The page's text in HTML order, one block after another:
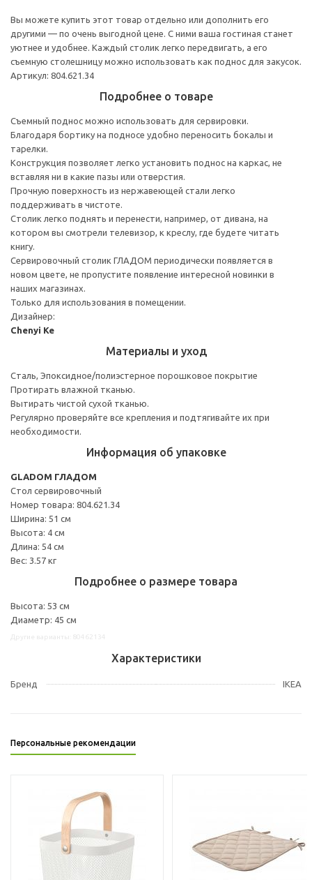
Вы можете купить этот товар отдельно или дополнить его
другими — по очень выгодной цене. С ними ваша гостиная станет
уютнее и удобнее. Каждый столик легко передвигать, а его
съемную столешницу можно использовать как поднос для закусок.
Артикул: 804.621.34
Подробнее о товаре
Съемный поднос можно использовать для сервировки.
Благодаря бортику на подносе удобно переносить бокалы и
тарелки.
Конструкция позволяет легко установить поднос на каркас, не
вставляя ни в какие пазы или отверстия.
Прочную поверхность из нержавеющей стали легко
поддерживать в чистоте.
Столик легко поднять и перенести, например, от дивана, на
котором вы смотрели телевизор, к креслу, где будете читать
книгу.
Сервировочный столик ГЛАДОМ периодически появляется в
новом цвете, не пропустите появление интересной новинки в
наших магазинах.
Только для использования в помещении.
Дизайнер:
Chenyi Ke
Материалы и уход
Сталь, Эпоксидное/полиэстерное порошковое покрытие
Протирать влажной тканью.
Вытирать чистой сухой тканью.
Регулярно проверяйте все крепления и подтягивайте их при
необходимости.
Информация об упаковке
GLADOM ГЛАДОМ
Стол сервировочный
Номер товара: 804.621.34
Ширина: 51 см
Высота: 4 см
Длина: 54 см
Вес: 3.57 кг
Подробнее о размере товара
Высота: 53 см
Диаметр: 45 см
Характеристики
Бренд IKEA
Персональные рекомендации